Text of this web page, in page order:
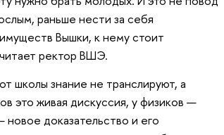
раньше нести за себя
Вышки, к нему стоит
ректор ВШЭ.
школы знание не транслируют, а
это живая дискуссия, у физиков —
доказательство и его